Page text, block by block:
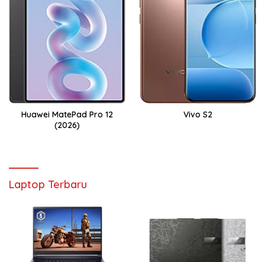
Huawei MatePad Pro 12
(2026)
Vivo S2
Laptop Terbaru